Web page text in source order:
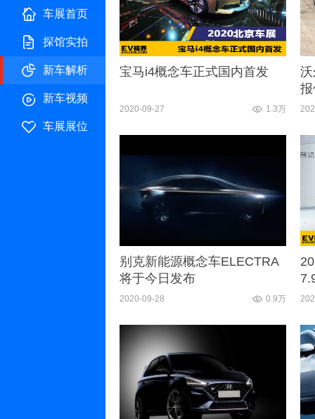
车展首页
探馆实拍
新车解析
新车视频
车展展位
宝马i4概念车正式国内首发
1.3万
2020-09-27
别克新能源概念车ELECTRA
将于今日发布
0.9万
2020-09-28